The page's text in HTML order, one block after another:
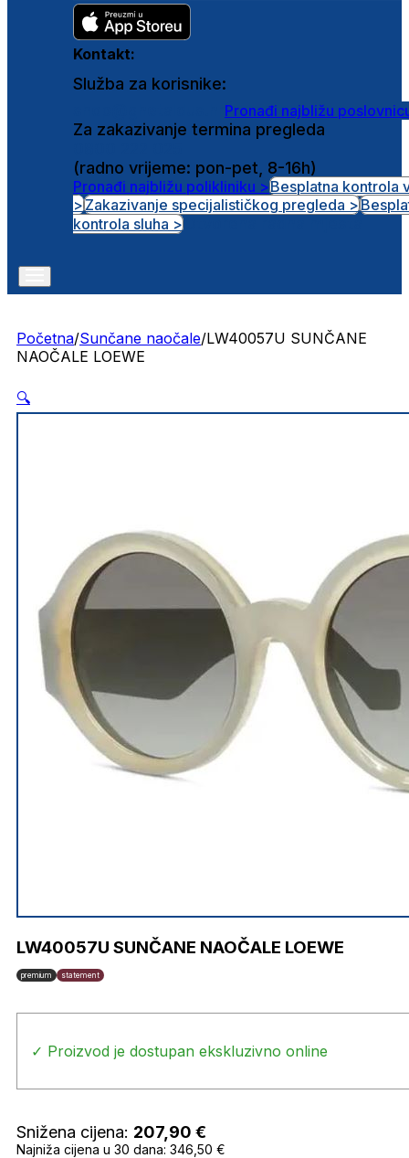
Kontakt:
Služba za korisnike:
Pronađi najbližu
Za zakazivanje termina pregleda
(radno vrijeme: pon-pet, 8-16h)
Pronađi najbližu polikliniku >Besplatna kontrola
>Zakazivanje specijalističkog pregleda >
kontrola sluha >
Početna/Sunčane naočale/LW40057U SUNČANE
NAOČALE LOEWE
🔍
LW40057U SUNČANE NAOČALE LOEWE
premium statement
✓ Proizvod je dostupan ekskluzivno online
Snižena cijena: 207,90 €
Najniža cijena u 30 dana: 346,50 €